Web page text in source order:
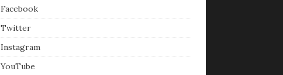
Facebook
Twitter
Instagram
YouTube